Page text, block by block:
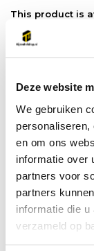
Deze website
We gebruiken
en om ons
informatie over
partners voor
partners
informatie die
verzameld op
This product is
Wat kunt u bij
Snel
Do you have a
Our employee is
Send mail
Vergelijk